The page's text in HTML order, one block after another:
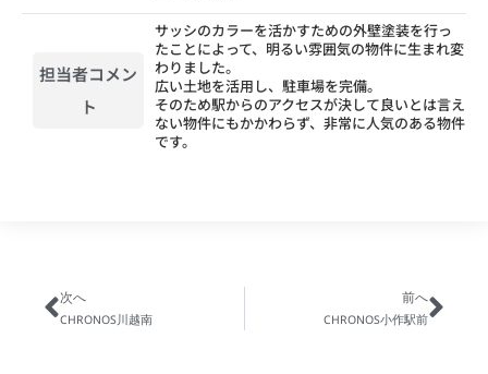
担当者コメン
ト
サッシのカラーを活かすための外壁塗装を行っ
たことによって、明るい雰囲気の物件に生まれ変
わりました。
広い土地を活用し、駐車場を完備。
そのため駅からのアクセスが決して良いとは言え
ない物件にもかかわらず、非常に人気のある物件
です。
次へ
CHRONOS川越南
前へ
CHRONOS小作駅前